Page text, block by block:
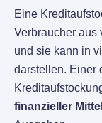
Eine
Verbraucher aus
und sie kann in
darstellen. Einer
finanzieller Mittel